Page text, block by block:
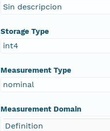
Sin descripcion
Storage Type
int4
Measurement Type
nominal
Measurement Domain
Definition